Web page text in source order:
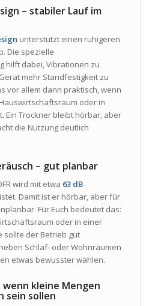
– stabiler Lauf im
unterstützt einen ruhigeren
Die spezielle
hilft dabei, Vibrationen zu
mehr Standfestigkeit zu
vor allem dann praktisch, wenn
oder in
Ein Trockner bleibt hörbar, aber
die Nutzung deutlich
– gut planbar
wird mit etwa 63 dB
Damit ist er hörbar, aber für
Für Euch bedeutet das:
oder in einer
sollte der Betrieb gut
Schlaf- oder Wohnräumen
etwas bewusster wählen.
wenn kleine Mengen
sein sollen